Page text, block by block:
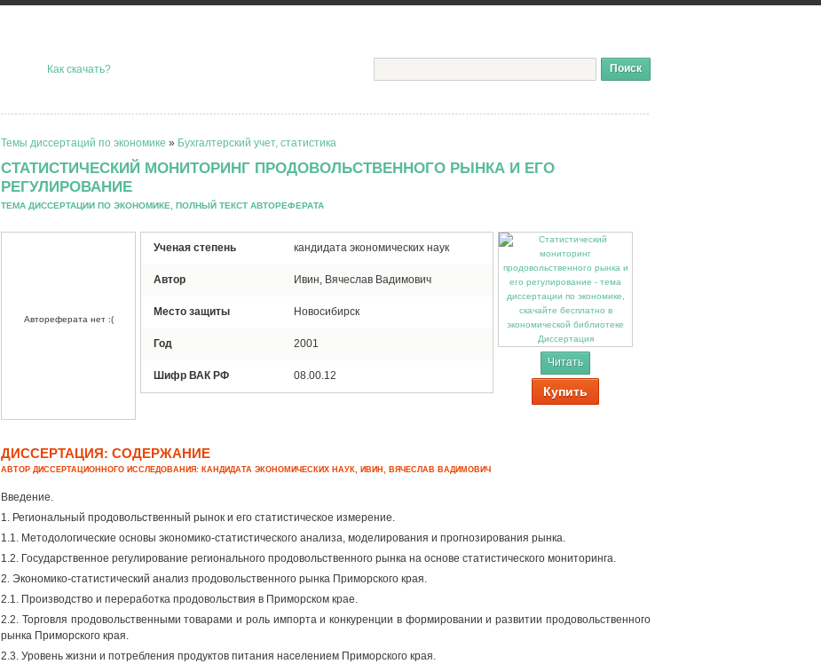
Как скачать?
Темы диссертаций по экономике » Бухгалтерский учет, статистика
СТАТИСТИЧЕСКИЙ МОНИТОРИНГ ПРОДОВОЛЬСТВЕННОГО РЫНКА И ЕГО
РЕГУЛИРОВАНИЕ
ТЕМА ДИССЕРТАЦИИ ПО ЭКОНОМИКЕ, ПОЛНЫЙ ТЕКСТ АВТОРЕФЕРАТА
Автореферата нет :(
Ученая степень кандидата экономических наук
Автор Ивин, Вячеслав Вадимович
Место защиты Новосибирск
Год 2001
Шифр ВАК РФ 08.00.12
Диссертация
Читать
Купить
ДИССЕРТАЦИЯ: СОДЕРЖАНИЕ
АВТОР ДИССЕРТАЦИОННОГО ИССЛЕДОВАНИЯ: КАНДИДАТА ЭКОНОМИЧЕСКИХ НАУК, ИВИН, ВЯЧЕСЛАВ ВАДИМОВИЧ
Введение.
1. Региональный продовольственный рынок и его статистическое измерение.
1.1. Методологические основы экономико-статистического анализа, моделирования и прогнозирования рынка.
1.2. Государственное регулирование регионального продовольственного рынка на основе статистического мониторинга.
2. Экономико-статистический анализ продовольственного рынка Приморского края.
2.1. Производство и переработка продовольствия в Приморском крае.
2.2. Торговля продовольственными товарами и роль импорта и конкуренции в формировании и развитии продовольственного
рынка Приморского края.
2.3. Уровень жизни и потребления продуктов питания населением Приморского края.